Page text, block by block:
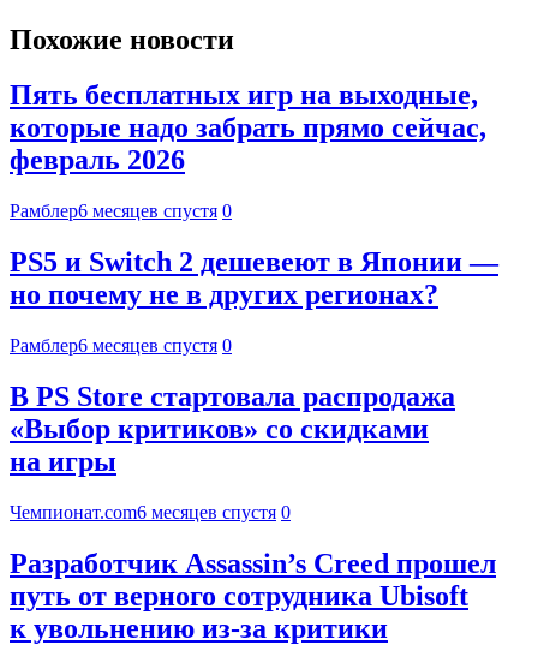
Похожие новости
Пять бесплатных игр на выходные,
которые надо забрать прямо сейчас,
февраль 2026
Рамблер6 месяцев спустя 0
PS5 и Switch 2 дешевеют в Японии —
но почему не в других регионах?
Рамблер6 месяцев спустя 0
В PS Store стартовала распродажа
«Выбор критиков» со скидками
на игры
Чемпионат.com6 месяцев спустя 0
Разработчик Assassin’s Creed прошел
путь от верного сотрудника Ubisoft
к увольнению из-за критики